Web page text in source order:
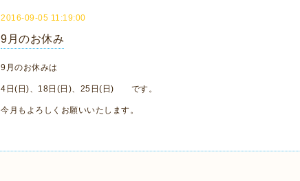
2016-09-05 11:19:00
9月のお休み
9月のお休みは
4日(日)、18日(日)、25日(日) です。
今月もよろしくお願いいたします。